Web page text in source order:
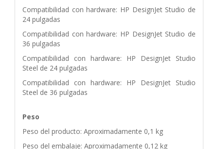
Compatibilidad con hardware: HP DesignJet Studio de
24 pulgadas
Compatibilidad con hardware: HP DesignJet Studio de
36 pulgadas
Compatibilidad con hardware: HP DesignJet Studio
Steel de 24 pulgadas
Compatibilidad con hardware: HP DesignJet Studio
Steel de 36 pulgadas
Peso
Peso del producto: Aproximadamente 0,1 kg
Peso del embalaje: Aproximadamente 0,12 kg